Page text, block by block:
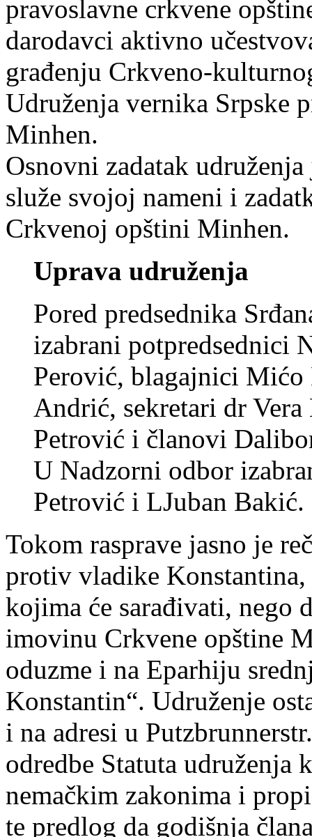
pravoslavne crkvene
darodavci aktivno
građenju Crkveno-
Udruženja vernika Srpske
Minhen.
Osnovni zadatak
služe svojoj nameni i
Crkvenoj opštini Minhen.
Uprava udruženja
Pored predsednika
izabrani potpredsednici
Perović, blagajnici
Andrić, sekretari dr
Petrović i članovi
U Nadzorni odbor
Petrović i LJuban Bakić.
Tokom rasprave jasno je
protiv vladike
kojima će sarađivati, nego
imovinu Crkvene opštine
oduzme i na Eparhiju
Konstantin“. Udruženje
i na adresi u
odredbe Statuta udruženja
nemačkim zakonima i
te predlog da godišnja